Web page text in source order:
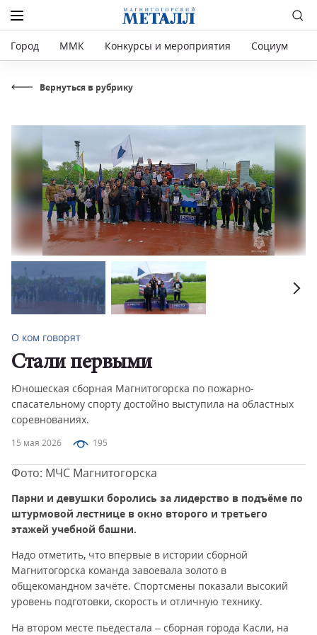
Город ММК Конкурсы и мероприятия Социум
Вернуться в рубрику
15 мая 2026 195
О ком говорят
Стали первыми
Юношеская сборная Магнитогорска по пожарно-
спасательному спорту достойно выступила на областных
соревнованиях.
Фото: МЧС Магнитогорска
Парни и девушки боролись за лидерство в подъёме по
штурмовой лестнице в окно второго и третьего
этажей учебной башни.
Надо отметить, что впервые в истории сборной
Магнитогорска команда завоевала золото в
общекомандном зачёте. Спортсмены показали высокий
уровень подготовки, скорость и отличную технику.
На втором месте пьедестала – сборная города Касли, на